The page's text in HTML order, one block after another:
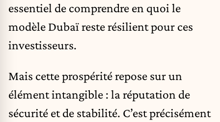
essentiel de comprendre en quoi le
modèle Dubaï reste résilient pour ces
investisseurs.
Mais cette prospérité repose sur un
élément intangible : la réputation de
sécurité et de stabilité. C’est précisément